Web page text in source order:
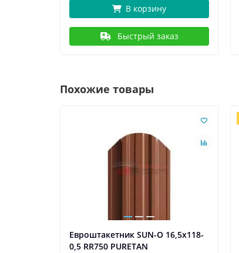
В корзину
Быстрый заказ
Похожие товары
Евроштакетник SUN-O 16,5х118-
0,5 RR750 PURETAN